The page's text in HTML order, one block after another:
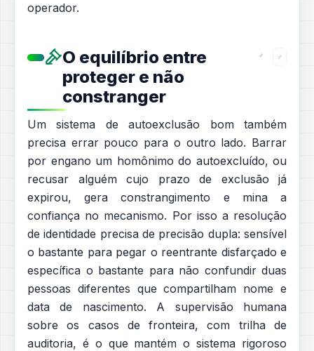
operador.
O equilíbrio entre
proteger e não
constranger
Um sistema de autoexclusão bom também
precisa errar pouco para o outro lado. Barrar
por engano um homônimo do autoexcluído, ou
recusar alguém cujo prazo de exclusão já
expirou, gera constrangimento e mina a
confiança no mecanismo. Por isso a resolução
de identidade precisa de precisão dupla: sensível
o bastante para pegar o reentrante disfarçado e
específica o bastante para não confundir duas
pessoas diferentes que compartilham nome e
data de nascimento. A supervisão humana
sobre os casos de fronteira, com trilha de
auditoria, é o que mantém o sistema rigoroso